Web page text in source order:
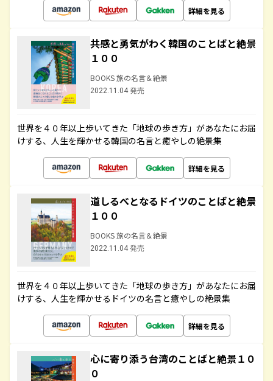
詳細を見る
共感と勇気がわく韓国のことばと絶景
１００
BOOKS 旅の名言＆絶景
2022.11.04 発売
世界を４０年以上歩いてきた「地球の歩き方」があなたにお届
けする、人生を輝かせる韓国の名言と癒やしの絶景集
詳細を見る
道しるべとなるドイツのことばと絶景
１００
BOOKS 旅の名言＆絶景
2022.11.04 発売
世界を４０年以上歩いてきた「地球の歩き方」があなたにお届
けする、人生を輝かせるドイツの名言と癒やしの絶景集
詳細を見る
心に寄り添う台湾のことばと絶景１０
０